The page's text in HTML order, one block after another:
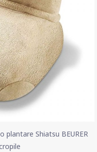
plantare Shiatsu BEURER